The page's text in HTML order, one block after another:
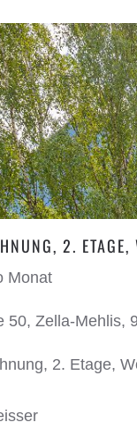
2. ETAGE,
Monat
50, Zella-Mehlis,
2. Etage,